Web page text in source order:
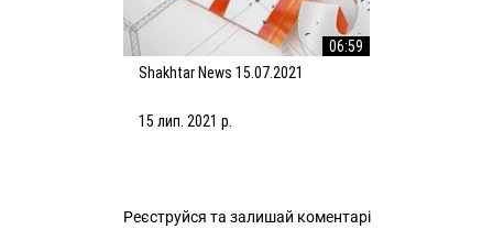
06:59
Shakhtar News 15.07.2021
15 лип. 2021 р.